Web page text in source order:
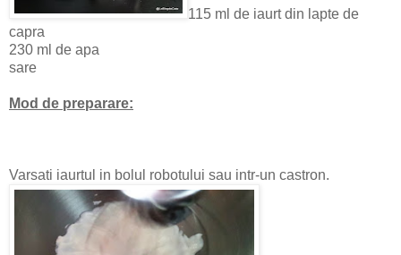
115 ml de iaurt din lapte de
capra
230 ml de apa
sare
Mod de preparare:
Varsati iaurtul in bolul robotului sau intr-un castron.